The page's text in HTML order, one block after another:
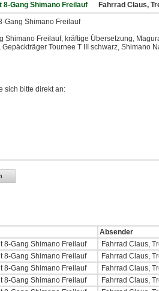
Gang Shimano Freilauf
Fahrrad Claus,
Gang Shimano Freilauf
Shimano Freilauf, kräftige Übersetzung,
Tournee T III schwarz, Shimano
sich bitte direkt an:
Absender
8-Gang Shimano Freilauf
Fahrrad Claus,
8-Gang Shimano Freilauf
Fahrrad Claus,
8-Gang Shimano Freilauf
Fahrrad Claus,
8-Gang Shimano Freilauf
Fahrrad Claus,